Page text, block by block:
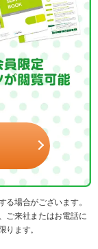
場合がございます。
ご来社またはお電話に
ります。